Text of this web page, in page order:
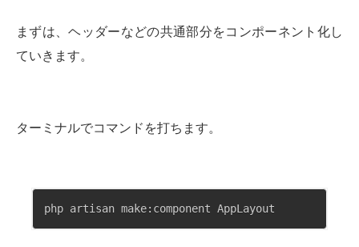
まずは、ヘッダーなどの共通部分をコンポーネント化し
ていきます。
ターミナルでコマンドを打ちます。
php artisan make:component AppLayout